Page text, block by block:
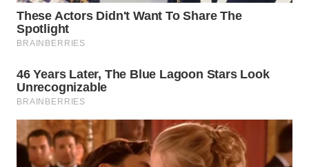
LAWAS
WN
WN
CIANJUR
WN
KEPULAUAN